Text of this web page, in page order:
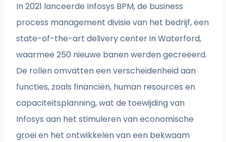
In 2021 lanceerde Infosys BPM, de business
process management divisie van het bedrijf, een
state-of-the-art delivery center in Waterford,
waarmee 250 nieuwe banen werden gecreëerd.
De rollen omvatten een verscheidenheid aan
functies, zoals financiën, human resources en
capaciteitsplanning, wat de toewijding van
Infosys aan het stimuleren van economische
groei en het ontwikkelen van een bekwaam